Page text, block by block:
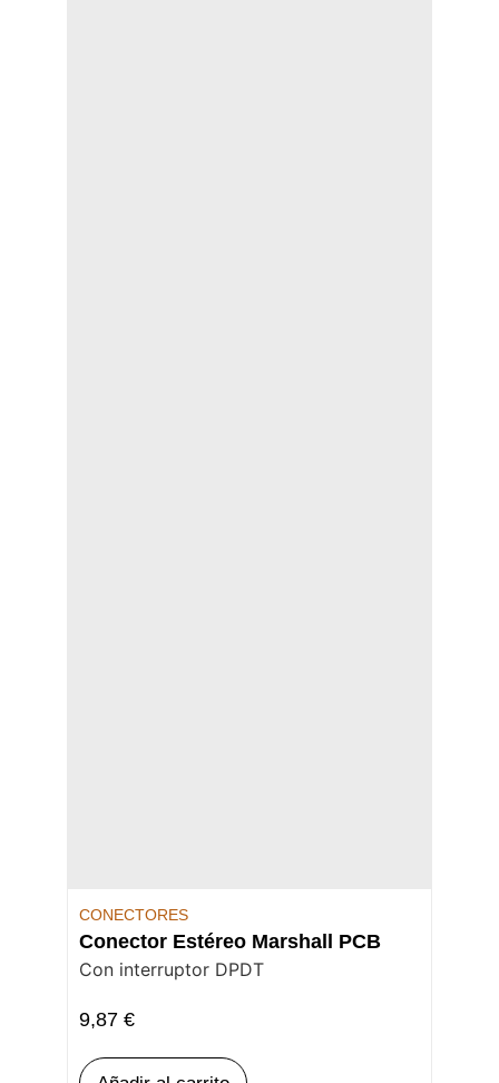
CONECTORES
Conector Estéreo Marshall PCB
Con interruptor DPDT
9,87 €